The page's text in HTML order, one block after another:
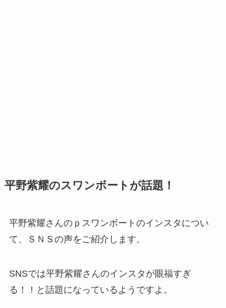
平野紫耀のスワンボートが話題！
平野紫耀さんのｐスワンボートのインスタについ
て、ＳＮＳの声をご紹介します。
SNSでは平野紫耀さんのインスタが眼福すぎ
る！！と話題になっているようですよ。